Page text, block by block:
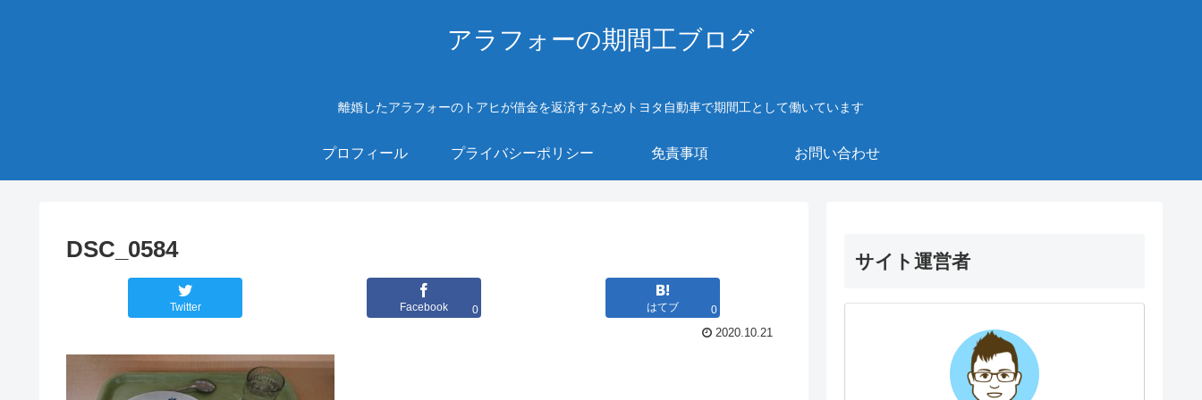
アラフォーの期間工ブログ
離婚したアラフォーのトアヒが借金を返済するためトヨタ自動車で期間工として働いています
プロフィール プライバシーポリシー 免責事項 お問い合わせ
DSC_0584
Twitter Facebook 0 はてブ
0
2020.10.21
サイト運営者